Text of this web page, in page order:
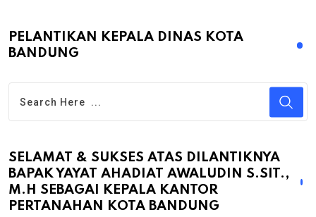
PELANTIKAN KEPALA DINAS KOTA
BANDUNG
SELAMAT & SUKSES ATAS DILANTIKNYA
BAPAK YAYAT AHADIAT AWALUDIN S.SIT.,
M.H SEBAGAI KEPALA KANTOR
PERTANAHAN KOTA BANDUNG